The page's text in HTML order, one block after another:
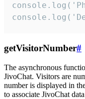
getVisitorNumber#
The asynchronous
JivoChat. Visitors are
number is displayed in
to associate JivoChat